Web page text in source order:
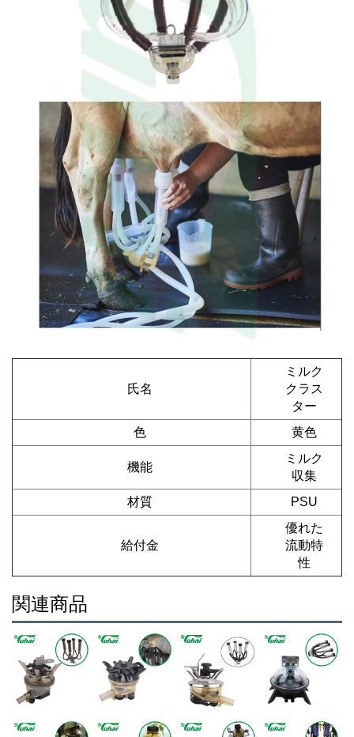
氏名
ミルク
クラス
ター
色
黄色
機能
ミルク
収集
材質
PSU
給付金
優れた
流動特
性
関連商品